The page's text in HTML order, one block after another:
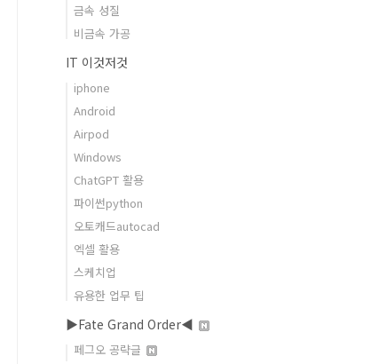
금속 성질
비금속 가공
IT 이것저것
iphone
Android
Airpod
Windows
ChatGPT 활용
파이썬python
오토캐드autocad
엑셀 활용
스케치업
유용한 업무 팁
▶Fate Grand Order◀
페그오 공략글